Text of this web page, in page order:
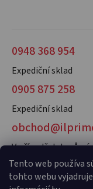
Tento web používa
tohto webu
0948 368 954
Expediční sklad
0905 875 258
Expediční sklad
V případě dotazů